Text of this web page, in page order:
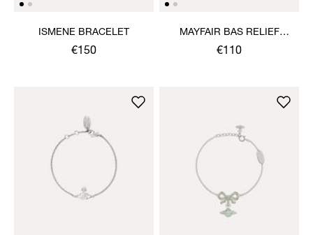
ISMENE BRACELET
€150
MAYFAIR BAS RELIEF
BRACELET
€110